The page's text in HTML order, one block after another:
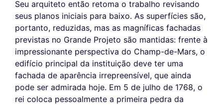
Seu arquiteto então retoma o trabalho revisando
seus planos iniciais para baixo. As superfícies são,
portanto, reduzidas, mas as magníficas fachadas
previstas no Grande Projeto são mantidas: frente à
impressionante perspectiva do Champ-de-Mars, o
edifício principal da instituição deve ter uma
fachada de aparência irrepreensível, que ainda
pode ser admirada hoje. Em 5 de julho de 1768, o
rei coloca pessoalmente a primeira pedra da